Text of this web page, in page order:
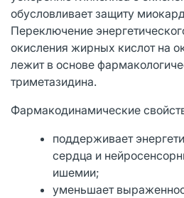
обусловливает защиту
Переключение
окисления жирных кислот на
лежит в основе
триметазидина.
Фармакодинамические
поддерживает
сердца и
ишемии;
уменьшает